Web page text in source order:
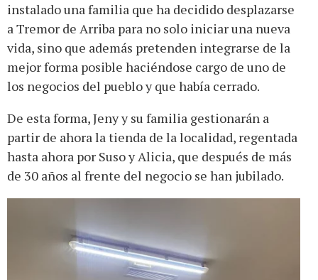
instalado una familia que ha decidido desplazarse
a Tremor de Arriba para no solo iniciar una nueva
vida, sino que además pretenden integrarse de la
mejor forma posible haciéndose cargo de uno de
los negocios del pueblo y que había cerrado.
De esta forma, Jeny y su familia gestionarán a
partir de ahora la tienda de la localidad, regentada
hasta ahora por Suso y Alicia, que después de más
de 30 años al frente del negocio se han jubilado.